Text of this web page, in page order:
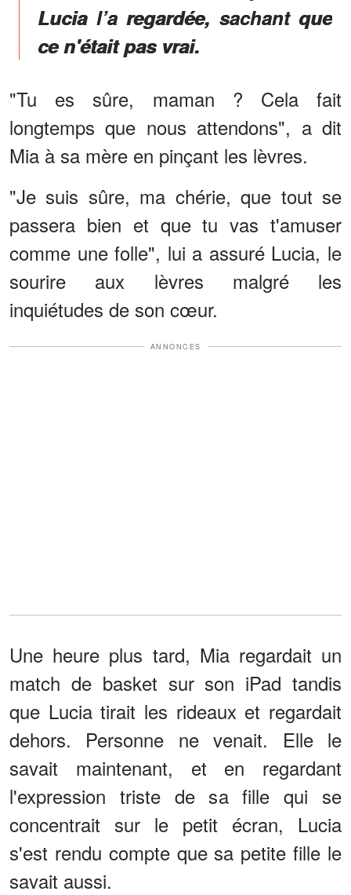
Lucia l’a regardée, sachant que
ce n'était pas vrai.
"Tu es sûre, maman ? Cela fait
longtemps que nous attendons", a dit
Mia à sa mère en pinçant les lèvres.
"Je suis sûre, ma chérie, que tout se
passera bien et que tu vas t'amuser
comme une folle", lui a assuré Lucia, le
sourire aux lèvres malgré les
inquiétudes de son cœur.
ANNONCES
Une heure plus tard, Mia regardait un
match de basket sur son iPad tandis
que Lucia tirait les rideaux et regardait
dehors. Personne ne venait. Elle le
savait maintenant, et en regardant
l'expression triste de sa fille qui se
concentrait sur le petit écran, Lucia
s'est rendu compte que sa petite fille le
savait aussi.